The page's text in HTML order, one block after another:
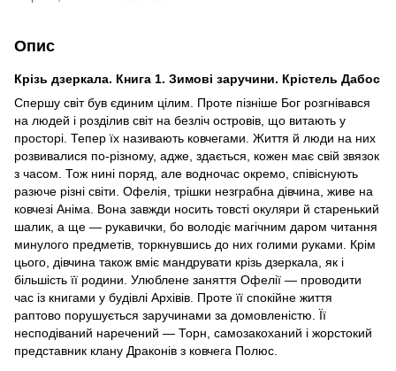
Опис
Крізь дзеркала. Книга 1. Зимові заручини. Крістель Дабос
Спершу світ був єдиним цілим. Проте пізніше Бог розгнівався
на людей і розділив світ на безліч островів, що витають у
просторі. Тепер їх називають ковчегами. Життя й люди на них
розвивалися по-різному, адже, здається, кожен має свій звязок
з часом. Тож нині поряд, але водночас окремо, співіснують
разюче різні світи. Офелія, трішки незграбна дівчина, живе на
ковчезі Аніма. Вона завжди носить товсті окуляри й старенький
шалик, а ще — рукавички, бо володіє магічним даром читання
минулого предметів, торкнувшись до них голими руками. Крім
цього, дівчина також вміє мандрувати крізь дзеркала, як і
більшість її родини. Улюблене заняття Офелії — проводити
час із книгами у будівлі Архівів. Проте її спокійне життя
раптово порушується заручинами за домовленістю. Її
несподіваний наречений — Торн, самозакоханий і жорстокий
представник клану Драконів з ковчега Полюс.